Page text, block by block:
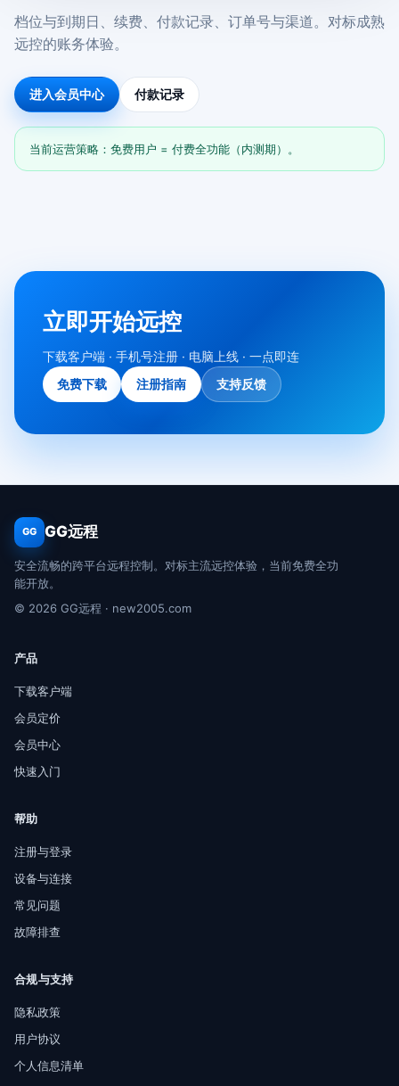
档位与到期日、续费、付款记录、订单号与渠道。对标成熟
远控的账务体验。
进入会员中心 付款记录
当前运营策略：免费用户 = 付费全功能（内测期）。
立即开始远控
下载客户端 · 手机号注册 · 电脑上线 · 一点即连
免费下载
注册指南 支持反馈
GG GG远程
安全流畅的跨平台远程控制。对标主流远控体验，当前免费全功
能开放。
© 2026 GG远程 · new2005.com
产品
下载客户端
会员定价
会员中心
快速入门
帮助
注册与登录
设备与连接
常见问题
故障排查
合规与支持
隐私政策
用户协议
个人信息清单